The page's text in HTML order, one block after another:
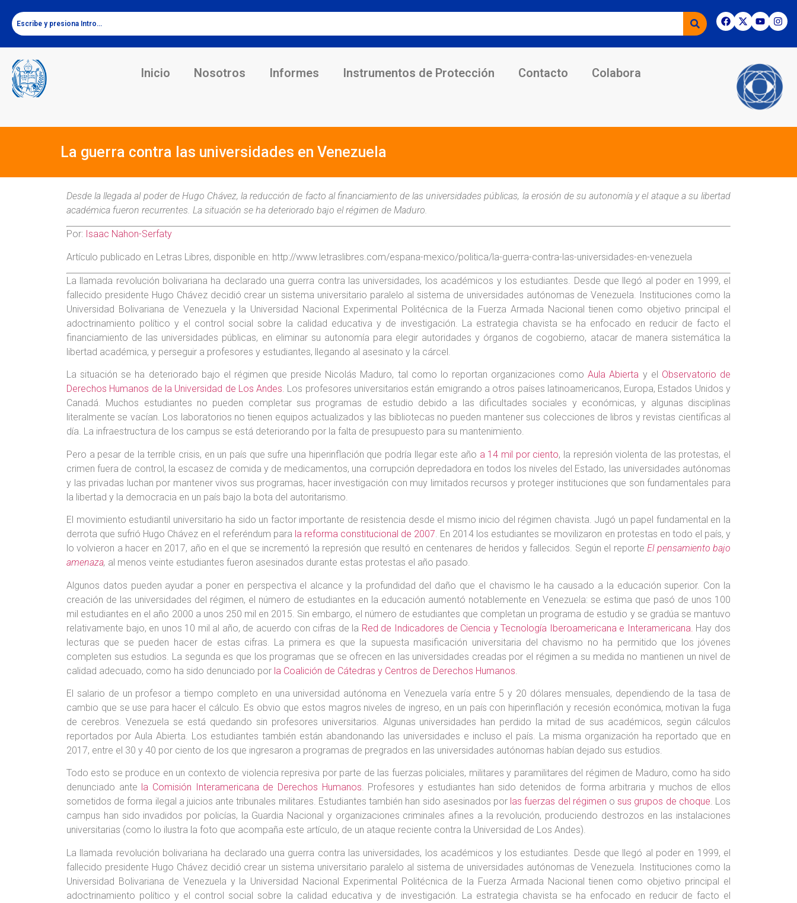
Inicio Nosotros Informes Instrumentos de Protección Contacto Colabora
La guerra contra las universidades en Venezuela
Desde la llegada al poder de Hugo Chávez, la reducción de facto al financiamiento de las universidades públicas, la erosión de su autonomía y el ataque a su libertad
académica fueron recurrentes. La situación se ha deteriorado bajo el régimen de Maduro.
Por: Isaac Nahon-Serfaty
Artículo publicado en Letras Libres, disponible en: http://www.letraslibres.com/espana-mexico/politica/la-guerra-contra-las-universidades-en-venezuela
La llamada revolución bolivariana ha declarado una guerra contra las universidades, los académicos y los estudiantes. Desde que llegó al poder en 1999, el
fallecido presidente Hugo Chávez decidió crear un sistema universitario paralelo al sistema de universidades autónomas de Venezuela. Instituciones como la
Universidad Bolivariana de Venezuela y la Universidad Nacional Experimental Politécnica de la Fuerza Armada Nacional tienen como objetivo principal el
adoctrinamiento político y el control social sobre la calidad educativa y de investigación. La estrategia chavista se ha enfocado en reducir de facto el
financiamiento de las universidades públicas, en eliminar su autonomía para elegir autoridades y órganos de cogobierno, atacar de manera sistemática la
libertad académica, y perseguir a profesores y estudiantes, llegando al asesinato y la cárcel.
La situación se ha deteriorado bajo el régimen que preside Nicolás Maduro, tal como lo reportan organizaciones comoAula Abierta y el Observatorio de
Derechos Humanos de la Universidad de Los Andes. Los profesores universitarios están emigrando a otros países latinoamericanos, Europa, Estados Unidos y
Canadá. Muchos estudiantes no pueden completar sus programas de estudio debido a las dificultades sociales y económicas, y algunas disciplinas
literalmente se vacían. Los laboratorios no tienen equipos actualizados y las bibliotecas no pueden mantener sus colecciones de libros y revistas científicas al
día. La infraestructura de los campus se está deteriorando por la falta de presupuesto para su mantenimiento.
Pero a pesar de la terrible crisis, en un país que sufre una hiperinflación que podría llegar este año a 14 mil por ciento, la represión violenta de las protestas, el
crimen fuera de control, la escasez de comida y de medicamentos, una corrupción depredadora en todos los niveles del Estado, las universidades autónomas
y las privadas luchan por mantener vivos sus programas, hacer investigación con muy limitados recursos y proteger instituciones que son fundamentales para
la libertad y la democracia en un país bajo la bota del autoritarismo.
El movimiento estudiantil universitario ha sido un factor importante de resistencia desde el mismo inicio del régimen chavista. Jugó un papel fundamental en la
derrota que sufrió Hugo Chávez en el referéndum para la reforma constitucional de 2007. En 2014 los estudiantes se movilizaron en protestas en todo el país, y
lo volvieron a hacer en 2017, año en el que se incrementó la represión que resultó en centenares de heridos y fallecidos. Según el reporteEl pensamiento bajo
amenaza, al menos veinte estudiantes fueron asesinados durante estas protestas el año pasado.
Algunos datos pueden ayudar a poner en perspectiva el alcance y la profundidad del daño que el chavismo le ha causado a la educación superior. Con la
creación de las universidades del régimen, el número de estudiantes en la educación aumentó notablemente en Venezuela: se estima que pasó de unos 100
mil estudiantes en el año 2000 a unos 250 mil en 2015. Sin embargo, el número de estudiantes que completan un programa de estudio y se gradúa se mantuvo
relativamente bajo, en unos 10 mil al año, de acuerdo con cifras de la Red de Indicadores de Ciencia y Tecnología Iberoamericana e Interamericana. Hay dos
lecturas que se pueden hacer de estas cifras. La primera es que la supuesta masificación universitaria del chavismo no ha permitido que los jóvenes
completen sus estudios. La segunda es que los programas que se ofrecen en las universidades creadas por el régimen a su medida no mantienen un nivel de
calidad adecuado, como ha sido denunciado por la Coalición de Cátedras y Centros de Derechos Humanos
El salario de un profesor a tiempo completo en una universidad autónoma en Venezuela varía entre 5 y 20 dólares mensuales, dependiendo de la tasa de
cambio que se use para hacer el cálculo. Es obvio que estos magros niveles de ingreso, en un país con hiperinflación y recesión económica, motivan la fuga
de cerebros. Venezuela se está quedando sin profesores universitarios. Algunas universidades han perdido la mitad de sus académicos, según cálculos
reportados por Aula Abierta. Los estudiantes también están abandonando las universidades e incluso el país. La misma organización ha reportado que en
2017, entre el 30 y 40 por ciento de los que ingresaron a programas de pregrados en las universidades autónomas habían dejado sus estudios.
Todo esto se produce en un contexto de violencia represiva por parte de las fuerzas policiales, militares y paramilitares del régimen de Maduro, como ha sido
denunciado ante la Comisión Interamericana de Derechos Humanos. Profesores y estudiantes han sido detenidos de forma arbitraria y muchos de ellos
sometidos de forma ilegal a juicios ante tribunales militares. Estudiantes también han sido asesinados por las fuerzas del régimen osus grupos de choque. Los
campus han sido invadidos por policías, la Guardia Nacional y organizaciones criminales afines a la revolución, produciendo destrozos en las instalaciones
universitarias (como lo ilustra la foto que acompaña este artículo, de un ataque reciente contra la Universidad de Los Andes).
La llamada revolución bolivariana ha declarado una guerra contra las universidades, los académicos y los estudiantes. Desde que llegó al poder en 1999, el
fallecido presidente Hugo Chávez decidió crear un sistema universitario paralelo al sistema de universidades autónomas de Venezuela. Instituciones como la
Universidad Bolivariana de Venezuela y la Universidad Nacional Experimental Politécnica de la Fuerza Armada Nacional tienen como objetivo principal el
adoctrinamiento político y el control social sobre la calidad educativa y de investigación. La estrategia chavista se ha enfocado en reducir de facto el